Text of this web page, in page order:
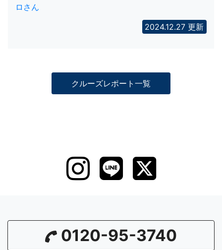
ロさん
2024.12.27 更新
クルーズレポート一覧
0120-95-3740